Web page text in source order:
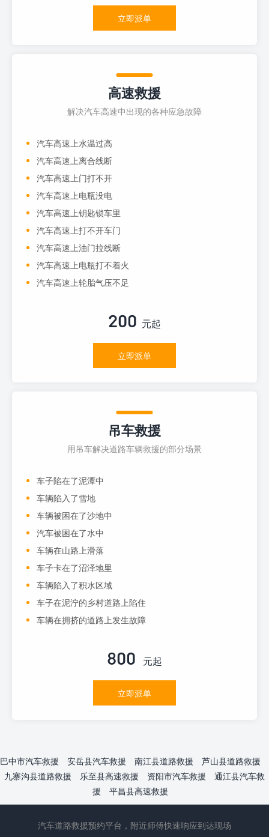
立即派单
高速救援
解决汽车高速中出现的各种应急故障
汽车高速上水温过高
汽车高速上离合线断
汽车高速上门打不开
汽车高速上电瓶没电
汽车高速上钥匙锁车里
汽车高速上打不开车门
汽车高速上油门拉线断
汽车高速上电瓶打不着火
汽车高速上轮胎气压不足
200 元起
立即派单
吊车救援
用吊车解决道路车辆救援的部分场景
车子陷在了泥潭中
车辆陷入了雪地
车辆被困在了沙地中
汽车被困在了水中
车辆在山路上滑落
车子卡在了沼泽地里
车辆陷入了积水区域
车子在泥泞的乡村道路上陷住
车辆在拥挤的道路上发生故障
800 元起
立即派单
巴中市汽车救援 安岳县汽车救援 南江县道路救援
芦山县道路救援
九寨沟县道路救援
乐至县高速救援 资阳市汽车救援
通江县汽车救
援
平昌县高速救援
汽车道路救援预约平台，附近师傅快速响应到达现场